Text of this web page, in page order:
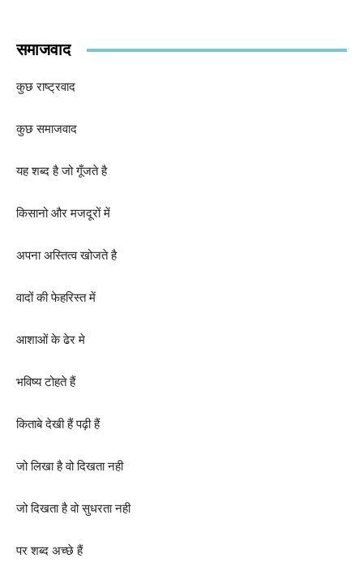
समाजवाद
कुछ राष्ट्रवाद
कुछ समाजवाद
यह शब्द है जो गूँजते है
किसानो और मजदूरों में
अपना अस्तित्व खोजते है
वादों की फेहरिस्त में
आशाओं के ढेर मे
भविष्य टोहते हैं
किताबे देखी हैं पढ़ी हैं
जो लिखा है वो दिखता नही
जो दिखता है वो सुधरता नही
पर शब्द अच्छे हैं